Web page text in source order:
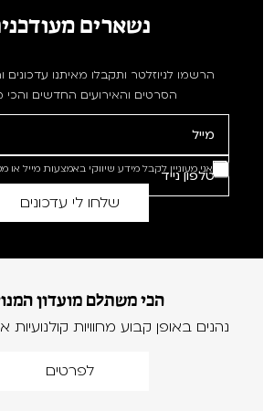
נשארים
הרשמו לניוזלטר ותקבלו מאיתנו
הסרטים והאירועים החדשים והכי
אני מעוניין לקבל מידע שיווקי באמצעות מייל או
הכי משתלם מועדון
נהנים באופן קבוע מחוויות קולנועיות
לפרטים